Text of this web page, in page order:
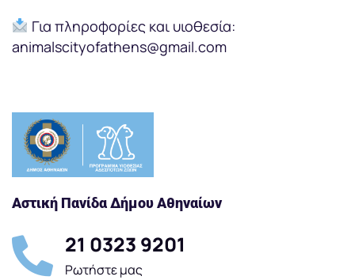
Για πληροφορίες και υιοθεσία:
animalscityofathens@gmail.com
Αστική Πανίδα Δήμου Αθηναίων
21 0323 9201
Ρωτήστε μας